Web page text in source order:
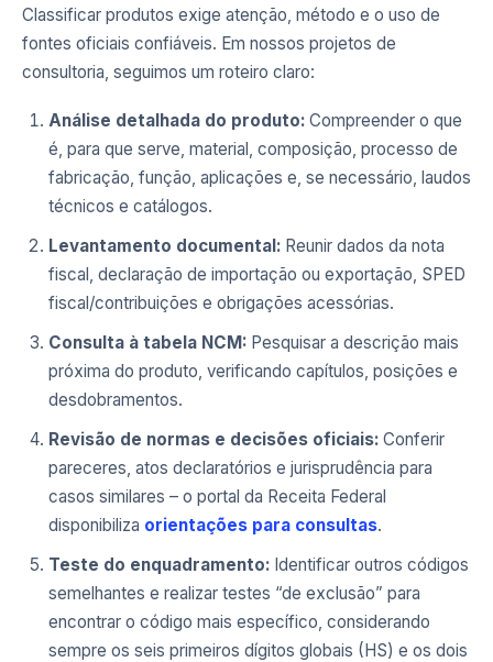
Classificar produtos exige atenção, método e o uso de
fontes oficiais confiáveis. Em nossos projetos de
consultoria, seguimos um roteiro claro:
Análise detalhada do produto: Compreender o que
é, para que serve, material, composição, processo de
fabricação, função, aplicações e, se necessário, laudos
técnicos e catálogos.
Levantamento documental: Reunir dados da nota
fiscal, declaração de importação ou exportação, SPED
fiscal/contribuições e obrigações acessórias.
Consulta à tabela NCM: Pesquisar a descrição mais
próxima do produto, verificando capítulos, posições e
desdobramentos.
Revisão de normas e decisões oficiais: Conferir
pareceres, atos declaratórios e jurisprudência para
casos similares – o portal da Receita Federal
disponibiliza orientações para consultas.
Teste do enquadramento: Identificar outros códigos
semelhantes e realizar testes “de exclusão” para
encontrar o código mais específico, considerando
sempre os seis primeiros dígitos globais (HS) e os dois